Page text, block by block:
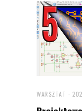
WARSZTAT